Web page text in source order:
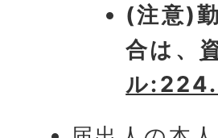
(注意)
合は、
ル